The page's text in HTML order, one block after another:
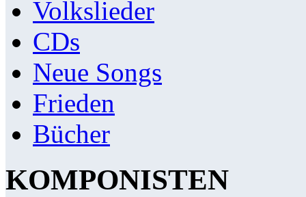
Volkslieder
CDs
Neue Songs
Frieden
Bücher
KOMPONISTEN